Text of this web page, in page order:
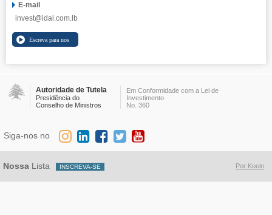
E-mail
invest@idal.com.lb
Autoridade de Tutela
Presidência do
Conselho de Ministros
Em Conformidade com a Lei de
Investimento
No. 360
Por Koein
Nossa Lista
Siga-nos no